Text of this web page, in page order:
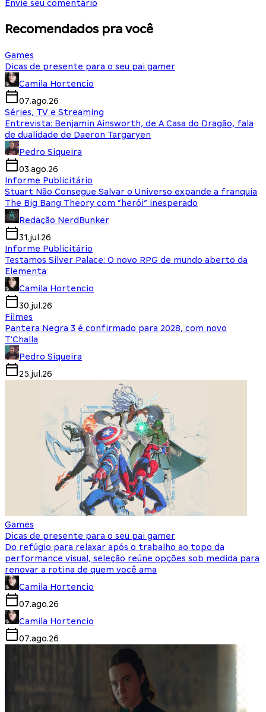
Envie seu comentário
Recomendados pra você
Games
Dicas de presente para o seu pai gamer
Camila Hortencio
07.ago.26
Séries, TV e Streaming
Entrevista: Benjamin Ainsworth, de A Casa do Dragão, fala
de dualidade de Daeron Targaryen
Pedro Siqueira
03.ago.26
Informe Publicitário
Stuart Não Consegue Salvar o Universo expande a franquia
The Big Bang Theory com “herói” inesperado
Redação NerdBunker
31.jul.26
Informe Publicitário
Testamos Silver Palace: O novo RPG de mundo aberto da
Elementa
Camila Hortencio
30.jul.26
Filmes
Pantera Negra 3 é confirmado para 2028, com novo
T'Challa
Pedro Siqueira
25.jul.26
Games
Dicas de presente para o seu pai gamer
Do refúgio para relaxar após o trabalho ao topo da
performance visual, seleção reúne opções sob medida para
renovar a rotina de quem você ama
Camila Hortencio
07.ago.26
Camila Hortencio
07.ago.26